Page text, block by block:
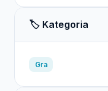
🏷️ Kategoria
Gra